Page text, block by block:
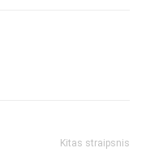
Kitas straipsnis